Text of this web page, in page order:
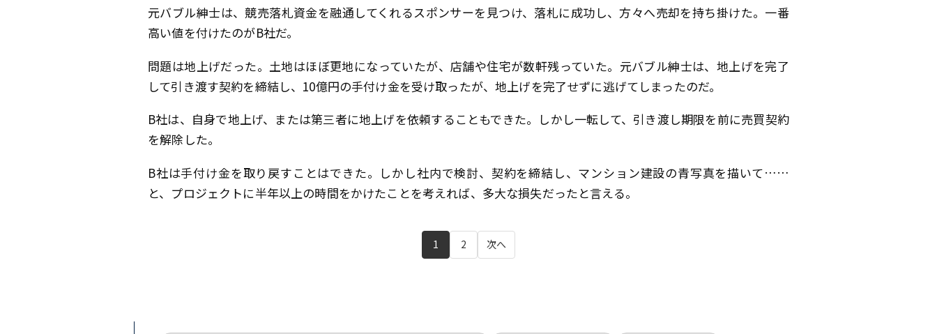
元バブル紳士は、競売落札資金を融通してくれるスポンサーを見つけ、落札に成功し、方々へ売却を持ち掛けた。一番
高い値を付けたのがB社だ。
問題は地上げだった。土地はほぼ更地になっていたが、店舗や住宅が数軒残っていた。元バブル紳士は、地上げを完了
して引き渡す契約を締結し、10億円の手付け金を受け取ったが、地上げを完了せずに逃げてしまったのだ。
B社は、自身で地上げ、または第三者に地上げを依頼することもできた。しかし一転して、引き渡し期限を前に売買契約
を解除した。
B社は手付け金を取り戻すことはできた。しかし社内で検討、契約を締結し、マンション建設の青写真を描いて……
と、プロジェクトに半年以上の時間をかけたことを考えれば、多大な損失だったと言える。
1 2 次へ